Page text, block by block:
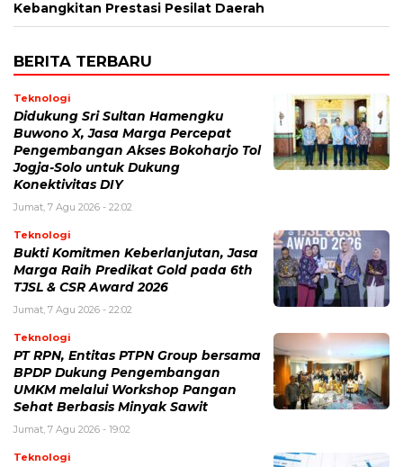
Kebangkitan Prestasi Pesilat Daerah
BERITA TERBARU
Teknologi
Didukung Sri Sultan Hamengku
Buwono X, Jasa Marga Percepat
Pengembangan Akses Bokoharjo Tol
Jogja-Solo untuk Dukung
Konektivitas DIY
Jumat, 7 Agu 2026 - 22:02
Teknologi
Bukti Komitmen Keberlanjutan, Jasa
Marga Raih Predikat Gold pada 6th
TJSL & CSR Award 2026
Jumat, 7 Agu 2026 - 22:02
Teknologi
PT RPN, Entitas PTPN Group bersama
BPDP Dukung Pengembangan
UMKM melalui Workshop Pangan
Sehat Berbasis Minyak Sawit
Jumat, 7 Agu 2026 - 19:02
Teknologi